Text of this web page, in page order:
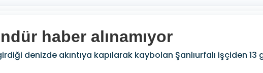
haber alınamıyor
denizde akıntıya kapılarak kaybolan Şanlıurfalı işçiden 13